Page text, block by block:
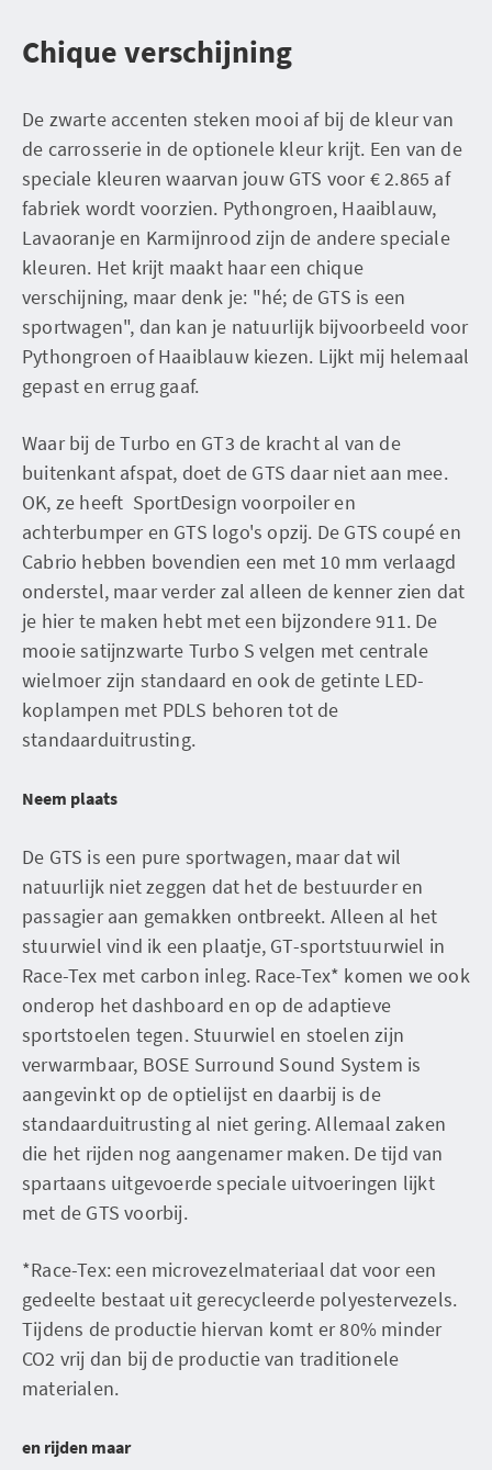
Chique verschijning
De zwarte accenten steken mooi af bij de kleur van
de carrosserie in de optionele kleur krijt. Een van de
speciale kleuren waarvan jouw GTS voor € 2.865 af
fabriek wordt voorzien. Pythongroen, Haaiblauw,
Lavaoranje en Karmijnrood zijn de andere speciale
kleuren. Het krijt maakt haar een chique
verschijning, maar denk je: "hé; de GTS is een
sportwagen", dan kan je natuurlijk bijvoorbeeld voor
Pythongroen of Haaiblauw kiezen. Lijkt mij helemaal
gepast en errug gaaf.
Waar bij de Turbo en GT3 de kracht al van de
buitenkant afspat, doet de GTS daar niet aan mee.
OK, ze heeft SportDesign voorpoiler en
achterbumper en GTS logo's opzij. De GTS coupé en
Cabrio hebben bovendien een met 10 mm verlaagd
onderstel, maar verder zal alleen de kenner zien dat
je hier te maken hebt met een bijzondere 911. De
mooie satijnzwarte Turbo S velgen met centrale
wielmoer zijn standaard en ook de getinte LED-
koplampen met PDLS behoren tot de
standaarduitrusting.
Neem plaats
De GTS is een pure sportwagen, maar dat wil
natuurlijk niet zeggen dat het de bestuurder en
passagier aan gemakken ontbreekt. Alleen al het
stuurwiel vind ik een plaatje, GT-sportstuurwiel in
Race-Tex met carbon inleg. Race-Tex* komen we ook
onderop het dashboard en op de adaptieve
sportstoelen tegen. Stuurwiel en stoelen zijn
verwarmbaar, BOSE Surround Sound System is
aangevinkt op de optielijst en daarbij is de
standaarduitrusting al niet gering. Allemaal zaken
die het rijden nog aangenamer maken. De tijd van
spartaans uitgevoerde speciale uitvoeringen lijkt
met de GTS voorbij.
*Race-Tex: een microvezelmateriaal dat voor een
gedeelte bestaat uit gerecycleerde polyestervezels.
Tijdens de productie hiervan komt er 80% minder
CO2 vrij dan bij de productie van traditionele
materialen.
en rijden maar